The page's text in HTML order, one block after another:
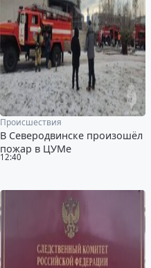
12:40
Происшествия
В Северодвинске произошёл
пожар в ЦУМе